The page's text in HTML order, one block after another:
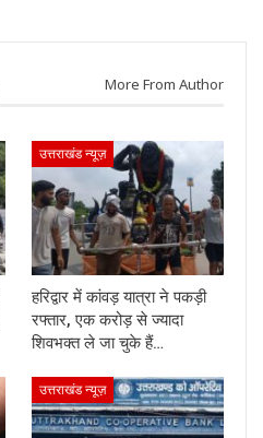
More From Author
उत्तराखंड न्यूज़
हरिद्वार में कांवड़ यात्रा ने पकड़ी
रफ्तार, एक करोड़ से ज्यादा
शिवभक्त ले जा चुके हैं…
उत्तराखंड न्यूज़